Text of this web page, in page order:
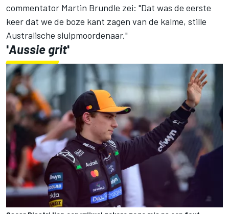
commentator Martin Brundle zei: "Dat was de eerste
keer dat we de boze kant zagen van de kalme, stille
Australische sluipmoordenaar."
'Aussie grit'